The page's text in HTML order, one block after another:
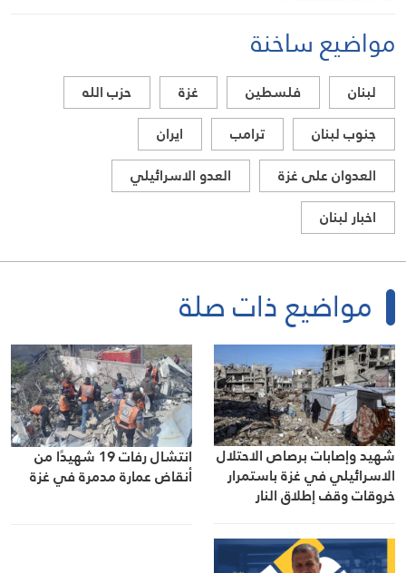
مواضيع ساخنة
لبنان فلسطين غزة
حزب الله
جنوب لبنان
ترامب
ايران
العدوان على غزة
العدو الاسرائيلي
اخبار لبنان
مواضيع ذات صلة
شهيد وإصابات برصاص الاحتلال
الاسرائيلي في غزة باستمرار
خروقات وقف إطلاق النار
انتشال رفات 19 شهيدًا من
أنقاض عمارة مدمرة في غزة